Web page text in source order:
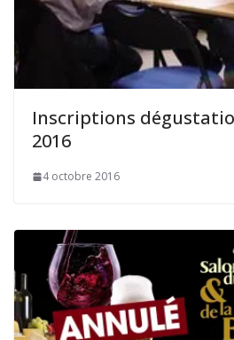
Inscriptions
2016
4 octobre 2016